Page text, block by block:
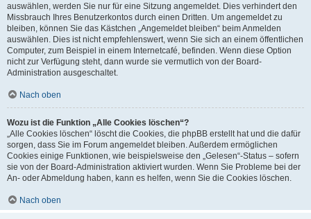
auswählen, werden Sie nur für eine Sitzung angemeldet. Dies verhindert den
Missbrauch Ihres Benutzerkontos durch einen Dritten. Um angemeldet zu
bleiben, können Sie das Kästchen „Angemeldet bleiben“ beim Anmelden
auswählen. Dies ist nicht empfehlenswert, wenn Sie sich an einem öffentlichen
Computer, zum Beispiel in einem Internetcafé, befinden. Wenn diese Option
nicht zur Verfügung steht, dann wurde sie vermutlich von der Board-
Administration ausgeschaltet.
Nach oben
Wozu ist die Funktion „Alle Cookies löschen“?
„Alle Cookies löschen“ löscht die Cookies, die phpBB erstellt hat und die dafür
sorgen, dass Sie im Forum angemeldet bleiben. Außerdem ermöglichen
Cookies einige Funktionen, wie beispielsweise den „Gelesen“-Status – sofern
sie von der Board-Administration aktiviert wurden. Wenn Sie Probleme bei der
An- oder Abmeldung haben, kann es helfen, wenn Sie die Cookies löschen.
Nach oben